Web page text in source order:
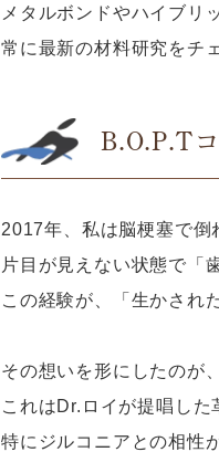
メタルボンドやハイブリ
常に最新の材料研究をチ
B.O.P.T
2017年、私は脳梗塞で倒
片目が見えない状態で「
この経験が、「生かされ
その想いを形にしたのが
これはDr.ロイが提唱し
特にジルコニアとの相性